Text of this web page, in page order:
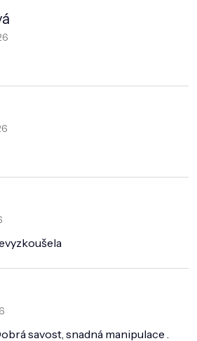
5 z 5 hvězdiček.
5 z 5 hvězdiček.
5 z 5 hvězdiček.
5 z 5 hvězdiček.
savost, snadná manipulace .